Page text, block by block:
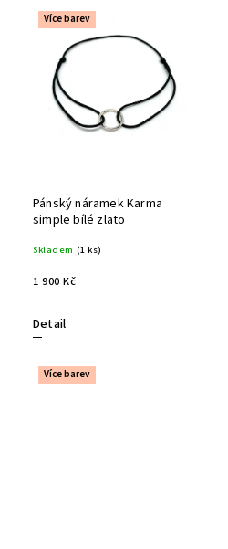
Více barev
Pánský náramek Karma
simple bílé zlato
Skladem (1 ks)
1 900 Kč
Detail
Více barev